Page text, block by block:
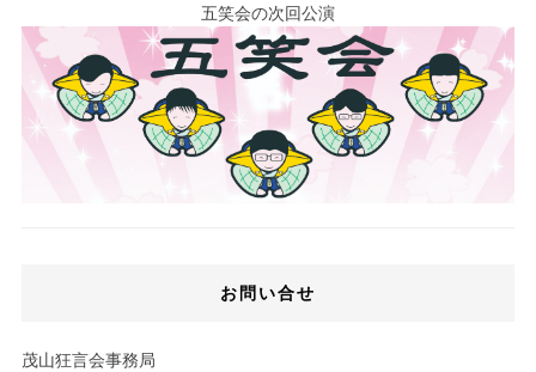
五笑会の次回公演
お問い合せ
茂山狂言会事務局